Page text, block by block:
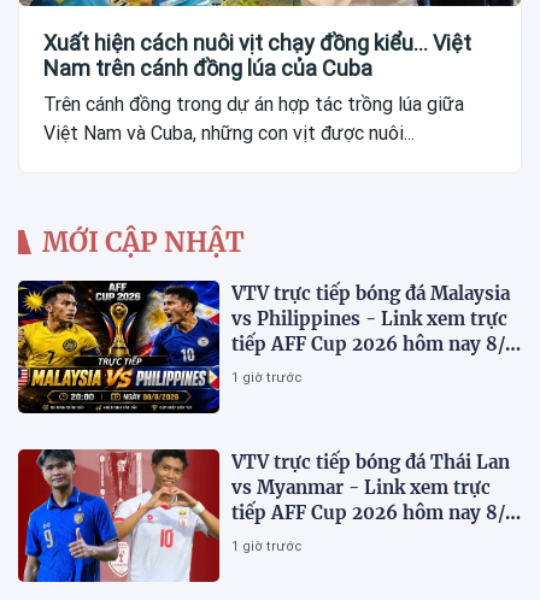
Xuất hiện cách nuôi vịt chạy đồng kiểu... Việt
Nam trên cánh đồng lúa của Cuba
Trên cánh đồng trong dự án hợp tác trồng lúa giữa
Việt Nam và Cuba, những con vịt được nuôi...
MỚI CẬP NHẬT
VTV trực tiếp bóng đá Malaysia
vs Philippines - Link xem trực
tiếp AFF Cup 2026 hôm nay 8/8
trên VTV7
1 giờ trước
VTV trực tiếp bóng đá Thái Lan
vs Myanmar - Link xem trực
tiếp AFF Cup 2026 hôm nay 8/8
trên VTV6
1 giờ trước